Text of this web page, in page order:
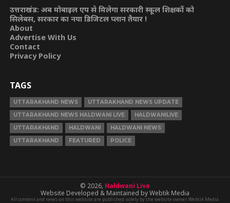
उत्तराखंड: अब मोबाइल एप से मिलेगा सरकारी स्कूल शिक्षकों को
सिलेबस, सरकार का नया डिजिटल प्लान तैयार !
About
Advertise With Us
Contact
Privacy Policy
TAGS
UTTARAKHAND NEWS
UTTARAKHAND NEWS UPDATE
UTTARAKHAND NEWS HALDWANI LIVE
HALDWANILIVE
UTTARAKHAND
HALDWANI
HALDWANI NEWS
UTTARAKHAND
FEATURED POLICE
© 2026, Haldwani Live
Website Developed & Maintained by Webtik Media
All content and news on this website are published solely by the website owner. Webtik Media